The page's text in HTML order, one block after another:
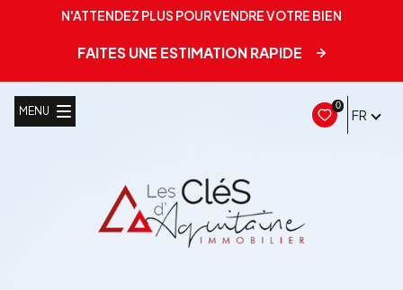
N'ATTENDEZ PLUS POUR VENDRE VOTRE BIEN
FAITES UNE ESTIMATION RAPIDE
0
FR
MENU